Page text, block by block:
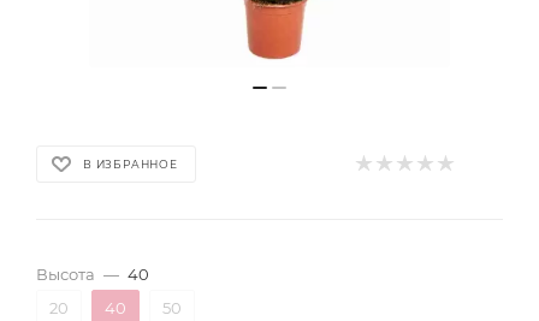
В ИЗБРАННОЕ
Высота — 40
20
40 50